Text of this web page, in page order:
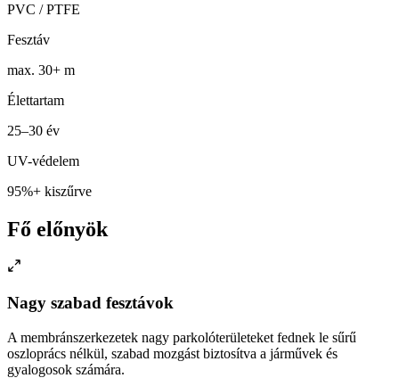
PVC / PTFE
Fesztáv
max. 30+ m
Élettartam
25–30 év
UV-védelem
95%+ kiszűrve
Fő előnyök
Nagy szabad fesztávok
A membránszerkezetek nagy parkolóterületeket fednek le sűrű
oszloprács nélkül, szabad mozgást biztosítva a járművek és
gyalogosok számára.